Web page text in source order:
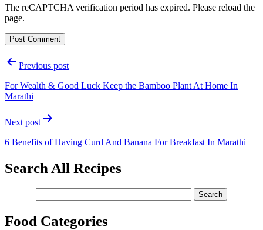
The reCAPTCHA verification period has expired. Please reload the
page.
PostPrevious post
For Wealth & Good Luck Keep the Bamboo Plant At Home In
Marathi
Next post
6 Benefits of Having Curd And Banana For Breakfast In Marathi
Search All Recipes
Food Categories